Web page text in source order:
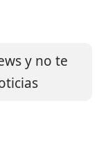
y no te